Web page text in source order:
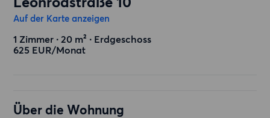
Auf der Karte anzeigen
1 Zimmer ∙ 20 m² ∙ Erdgeschoss
625 EUR/Monat
Über die Wohnung